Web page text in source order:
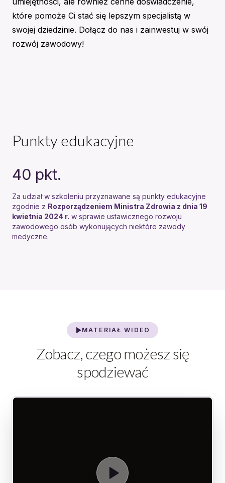
które pomoże Ci stać się lepszym specjalistą w
swojej dziedzinie. Dołącz do nas i zainwestuj w swój
rozwój zawodowy!
Punkty edukacyjne
40 pkt.
Za udział w szkoleniu przyznawane są punkty edukacyjne
zgodnie z Rozporządzeniem Ministra Zdrowia z dnia 19
kwietnia 2024 r. w sprawie ustawicznego rozwoju
zawodowego osób wykonujących niektóre zawody
medyczne.
MATERIAŁ WIDEO
Zobacz, czego możesz się
spodziewać